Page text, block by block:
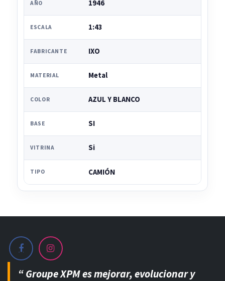
AÑO 1946
ESCALA 1:43
FABRICANTE IXO
MATERIAL Metal
COLOR AZUL Y BLANCO
BASE SI
VITRINA Si
TIPO CAMIÓN
“ Groupe XPM es mejorar, evolucionar y